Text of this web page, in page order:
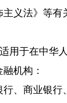
主义法》等有
用于在中华
机构：
行、商业银行